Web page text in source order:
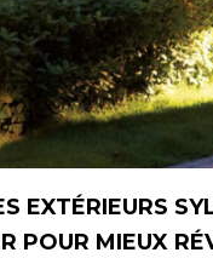
EXTÉRIEURS
POUR MIEUX